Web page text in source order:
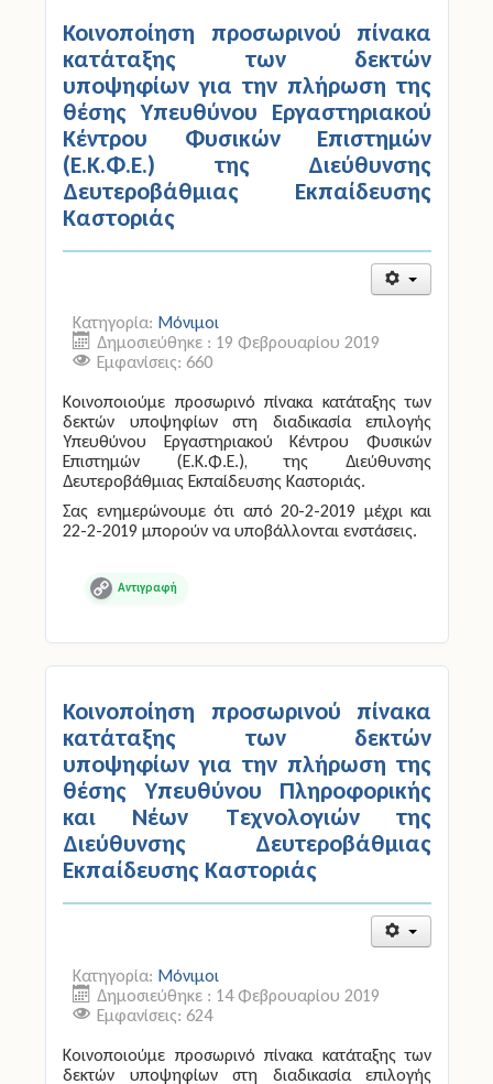
Κοινοποίηση προσωρινού πίνακα
κατάταξης των δεκτών
υποψηφίων για την πλήρωση της
θέσης Υπευθύνου Εργαστηριακού
Κέντρου Φυσικών Επιστημών
(Ε.Κ.Φ.Ε.) της Διεύθυνσης
Δευτεροβάθμιας Εκπαίδευσης
Καστοριάς
Κατηγορία: Μόνιμοι
Δημοσιεύθηκε : 19 Φεβρουαρίου 2019
Εμφανίσεις: 660
Kοινοποιούμε προσωρινό πίνακα κατάταξης των
δεκτών υποψηφίων στη διαδικασία επιλογής
Υπευθύνου Εργαστηριακού Κέντρου Φυσικών
Επιστημών (Ε.Κ.Φ.Ε.), της Διεύθυνσης
Δευτεροβάθμιας Εκπαίδευσης Καστοριάς.
Σας ενημερώνουμε ότι από 20-2-2019 μέχρι και
22-2-2019 μπορούν να υποβάλλονται ενστάσεις.
Copy
Κοινοποίηση προσωρινού πίνακα
κατάταξης των δεκτών
υποψηφίων για την πλήρωση της
θέσης Υπευθύνου Πληροφορικής
και Νέων Τεχνολογιών της
Διεύθυνσης Δευτεροβάθμιας
Εκπαίδευσης Καστοριάς
Κατηγορία: Μόνιμοι
Δημοσιεύθηκε : 14 Φεβρουαρίου 2019
Εμφανίσεις: 624
Kοινοποιούμε προσωρινό πίνακα κατάταξης των
δεκτών υποψηφίων στη διαδικασία επιλογής